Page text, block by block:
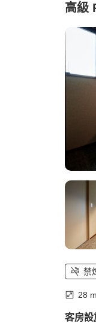
高級
禁
28
客房設